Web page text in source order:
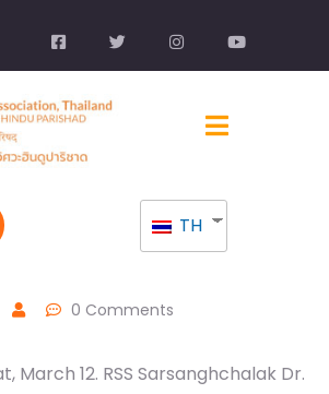
TH
0 Comments
March 12. RSS Sarsanghchalak Dr.